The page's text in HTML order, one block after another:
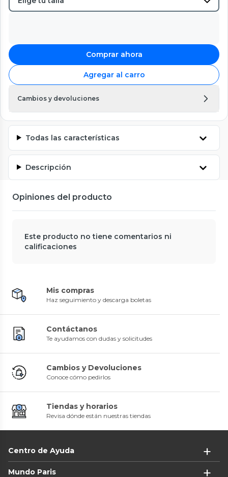
Comprar ahora
Agregar al carro
Cambios y devoluciones
Todas las características
Descripción
Opiniones del producto
Este producto no tiene comentarios ni
calificaciones
Mis compras
Haz seguimiento y descarga boletas
Contáctanos
Te ayudamos con dudas y solicitudes
Cambios y Devoluciones
Conoce cómo pedirlos
Tiendas y horarios
Revisa dónde están nuestras tiendas
Centro de Ayuda
Mundo Paris